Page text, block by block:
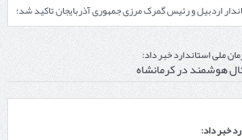
اردبیل و رئیس گمرک مرزی جمهوری آذربایجان تاکید شد؛
مرزی ایران و جمهوری آذربایجان ضرورت دارد
چابهار، جایی که دریا به زندگی سلام می‌کند
گزارش ویژه؛
طرز تهیه خورش خلال کرمانشاهی +نکات و فوت وفن‌ها
ملی استاندارد خبر داد:
هوشمند در کرمانشاه
خبر داد: